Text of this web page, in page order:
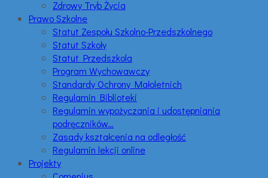
Zdrowy Tryb Życia
Prawo Szkolne
Statut Zespołu Szkolno-Przedszkolnego
Statut Szkoły
Statut Przedszkola
Program Wychowawczy
Standardy Ochrony Małoletnich
Regulamin Biblioteki
Regulamin wypożyczania i udostępniania
podręczników…
Zasady kształcenia na odległość
Regulamin lekcji online
Projekty